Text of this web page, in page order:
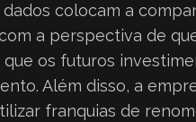
dados colocam a
a perspectiva de
que os futuros
Além disso, a
franquias de